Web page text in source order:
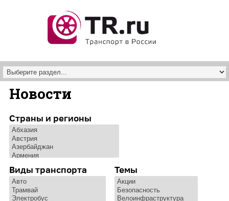
Новости
Страны и регионы
Виды транспорта Темы